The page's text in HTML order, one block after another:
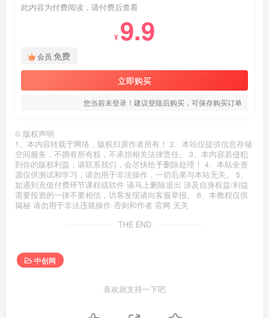
此内容为付费阅读，请付费后查看
¥ 9.9
会员 免费
立即购买
您当前未登录！建议登陆后购买，可保存购买订单
© 版权声明
1、本内容转载于网络，版权归原作者所有！ 2、本站仅提供信息存储
空间服务，不拥有所有权，不承担相关法律责任。 3、本内容若侵犯
到你的版权利益，请联系我们，会尽快给予删除处理！ 4、本站全资
源仅供测试和学习，请勿用于非法操作，一切后果与本站无关。 5、
如遇到充值付费环节课程或软件 请马上删除退出 涉及自身权益/利益
需要投资的一律不要相信，访客发现请向客服举报。 6、本教程仅供
揭秘 请勿用于非法违规操作 否则和作者 官网 无关
THE END
中创网
喜欢就支持一下吧